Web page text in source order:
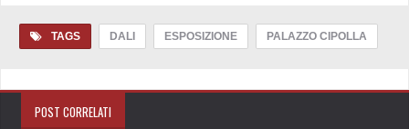
TAGS DALI ESPOSIZIONE PALAZZO CIPOLLA
POST CORRELATI